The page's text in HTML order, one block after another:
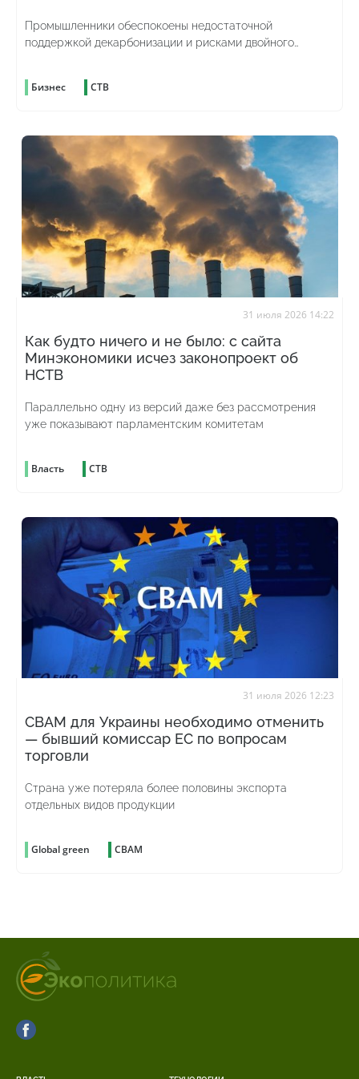
Промышленники обеспокоены недостаточной
поддержкой декарбонизации и рисками двойного
Бизнес СТВ
31 июля 2026 14:22
Как будто ничего и не было: с сайта
Минэкономики исчез законопроект об
НСТВ
Параллельно одну из версий даже без рассмотрения
уже показывают парламентским комитетам
Власть СТВ
31 июля 2026 12:23
CBAM для Украины необходимо отменить
— бывший комиссар ЕС по вопросам
торговли
Страна уже потеряла более половины экспорта
отдельных видов продукции
Global green CBAM